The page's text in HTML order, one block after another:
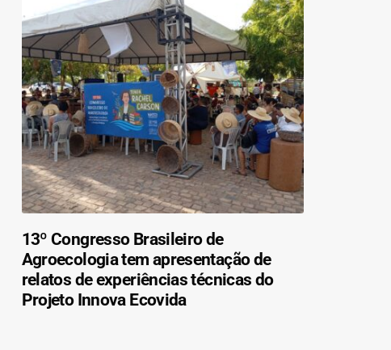
13º Congresso Brasileiro de
Agroecologia tem apresentação de
relatos de experiências técnicas do
Projeto Innova Ecovida